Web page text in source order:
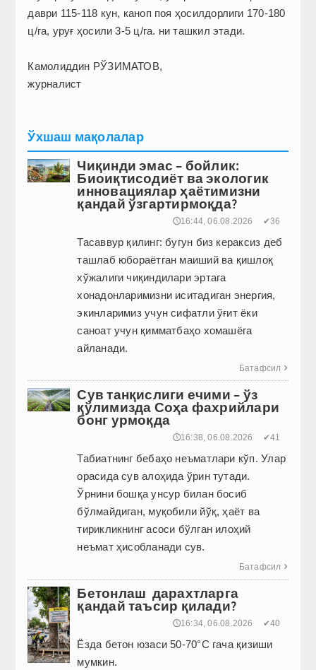
даври 115-118 кун, каноп поя ҳосилдорлиги 170-180
ц/га, уруғ ҳосили 3-5 ц/га. ни ташкил этади.
Камолиддин РЎЗИМАТОВ,
журналист
Ўхшаш мақолалар
Чиқинди эмас – бойлик:
Биоиқтисодиёт ва экологик
инновациялар ҳаётимизни
қандай ўзгартирмоқда?
🕔16:44, 06.08.2026 ✔36
Тасаввур қилинг: бугун биз кераксиз деб
ташлаб юбораётган маиший ва қиш­лоқ
хўжалиги чиқиндилари эртага
хонадонларимизни иситадиган энергия,
экинларимиз учун сифатли ўғит ёки
саноат учун қимматбаҳо хомашёга
айланади.
Батафсил 
Сув танқислиги ечими – ўз
қўлимизда Соҳа фахрийлари
бонг урмоқда
🕔16:38, 06.08.2026 ✔41
Табиатнинг бебаҳо неъматлари кўп. Улар
орасида сув алоҳида ўрин тутади.
Ўрнини бошқа унсур билан босиб
бўлмайдиган, муқобили йўқ, ҳаёт ва
тирикликнинг асоси бўлган илоҳий
неъмат ҳисобланади сув.
Батафсил 
Бетонлаш дарахтларга
қандай таъсир қилади?
🕔16:34, 06.08.2026 ✔40
Ёзда бетон юзаси 50-70°C гача қизиши
мумкин.